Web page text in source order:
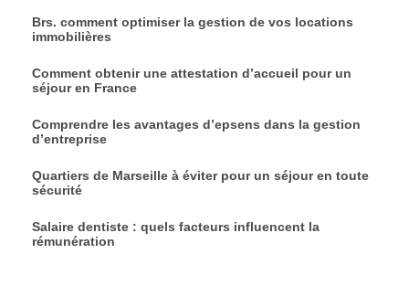
Brs. comment optimiser la gestion de vos locations
immobilières
Comment obtenir une attestation d’accueil pour un
séjour en France
Comprendre les avantages d’epsens dans la gestion
d’entreprise
Quartiers de Marseille à éviter pour un séjour en toute
sécurité
Salaire dentiste : quels facteurs influencent la
rémunération